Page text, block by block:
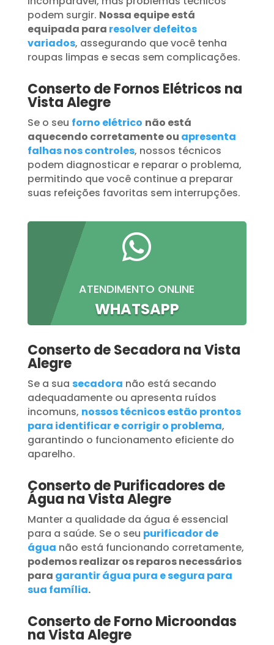
podem surgir. Nossa equipe está
equipada para resolver defeitos
variados, assegurando que você tenha
roupas limpas e secas sem complicações.
Conserto de Fornos Elétricos na
Vista Alegre
Se o seu forno elétrico não está
aquecendo corretamente ou apresenta
falhas nos controles, nossos técnicos
podem diagnosticar e reparar o problema,
permitindo que você continue a preparar
suas refeições favoritas sem interrupções.

ATENDIMENTO ONLINE
WHATSAPP
Conserto de Secadora na Vista
Alegre
Se a sua secadora não está secando
adequadamente ou apresenta ruídos
incomuns, nossos técnicos estão prontos
para identificar e corrigir o problema,
garantindo o funcionamento eficiente do
aparelho.
Conserto de Purificadores de
Água na Vista Alegre
Manter a qualidade da água é essencial
para a saúde. Se o seu purificador de
água não está funcionando corretamente,
podemos realizar os reparos necessários
para garantir água pura e segura para
sua família.
Conserto de Forno Microondas
na Vista Alegre